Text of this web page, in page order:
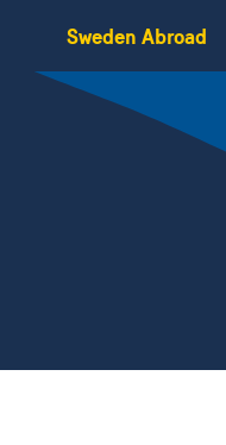
Sweden Abroad